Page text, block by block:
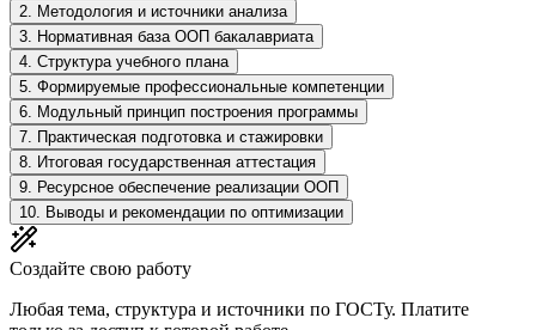
2
Методология и источники анализа
3
Нормативная база ООП бакалавриата
4 Структура учебного плана
5 Формируемые профессиональные компетенции
6
Модульный принцип построения программы
7
Практическая подготовка и стажировки
8
Итоговая государственная аттестация
9
Ресурсное обеспечение реализации ООП
10
Выводы и рекомендации по оптимизации
Создайте свою работу
Любая тема, структура и источники по ГОСТу. Платите